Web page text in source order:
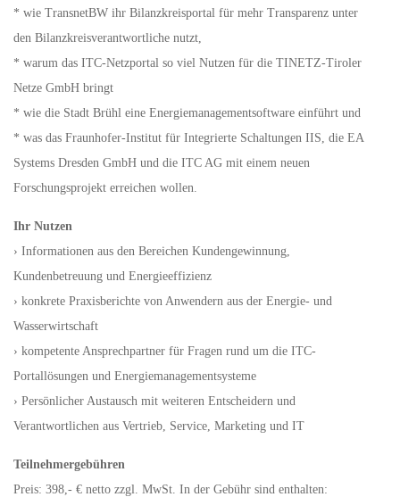
* wie TransnetBW ihr Bilanzkreisportal für mehr Transparenz unter
den Bilanzkreisverantwortliche nutzt,
* warum das ITC-Netzportal so viel Nutzen für die TINETZ-Tiroler
Netze GmbH bringt
* wie die Stadt Brühl eine Energiemanagementsoftware einführt und
* was das Fraunhofer-Institut für Integrierte Schaltungen IIS, die EA
Systems Dresden GmbH und die ITC AG mit einem neuen
Forschungsprojekt erreichen wollen.
Ihr Nutzen
› Informationen aus den Bereichen Kundengewinnung,
Kundenbetreuung und Energieeffizienz
› konkrete Praxisberichte von Anwendern aus der Energie- und
Wasserwirtschaft
› kompetente Ansprechpartner für Fragen rund um die ITC-
Portallösungen und Energiemanagementsysteme
› Persönlicher Austausch mit weiteren Entscheidern und
Verantwortlichen aus Vertrieb, Service, Marketing und IT
Teilnehmergebühren
Preis: 398,- € netto zzgl. MwSt. In der Gebühr sind enthalten: